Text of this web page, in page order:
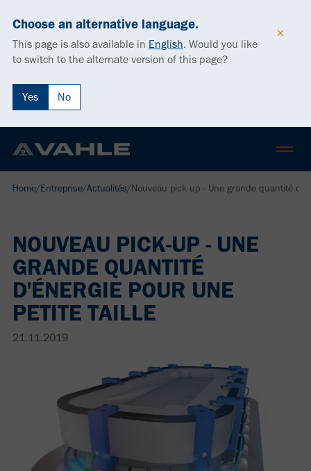
Choose an alternative language.
This page is also available in English. Would you like
to switch to the alternate version of this page?
Yes No
Home/Entreprise/Actualités/Nouveau pick-up - Une grande quantité
NOUVEAU PICK-UP - UNE
GRANDE QUANTITÉ
D'ÉNERGIE POUR UNE
PETITE TAILLE
21.11.2019